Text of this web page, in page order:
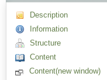
Description
Information
Structure
Content
Content(new window)